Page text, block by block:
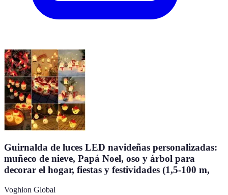
Guirnalda de luces LED navideñas personalizadas:
muñeco de nieve, Papá Noel, oso y árbol para
decorar el hogar, fiestas y festividades (1,5-100 m,
Voghion Global